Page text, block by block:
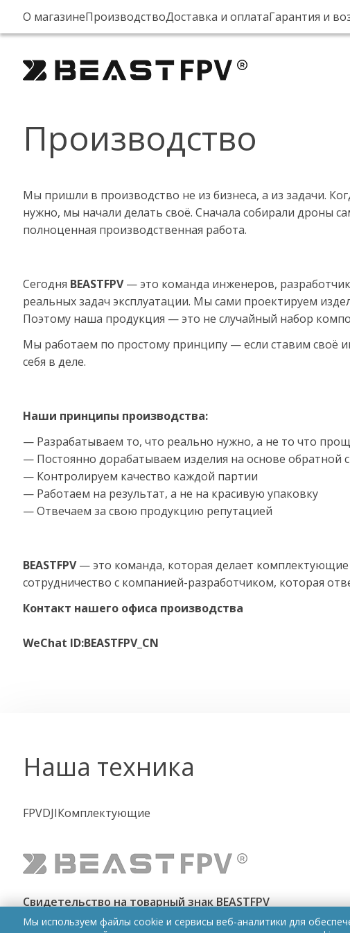
О магазинеПроизводствоДоставка и оплатаГарантия и
Производство
Мы пришли в производство не из бизнеса, а из задачи.
нужно, мы начали делать своё. Сначала собирали дроны
полноценная производственная работа.
Сегодня BEASTFPV— это команда инженеров,
реальных задач эксплуатации. Мы сами проектируем
Поэтому наша продукция — это не случайный набор
Мы работаем по простому принципу — если ставим своё
себя в деле.
Наши принципы производства:
— Разрабатываем то, что реально нужно, а не то что
— Постоянно дорабатываем изделия на основе обратной
— Контролируем качество каждой партии
— Работаем на результат, а не на красивую упаковку
— Отвечаем за свою продукцию репутацией
BEASTFPV— это команда, которая делает
сотрудничество с компанией-разработчиком, которая
Контакт нашего офиса производства
WeChat ID:BEASTFPV_CN
Наша техника
FPVDJIКомплектующие
Свидетельство на товарный знак BEASTFPV
Мы используем файлы cookie и сервисы веб-аналитики для